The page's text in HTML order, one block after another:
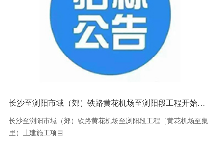
长沙至浏阳市域（郊）铁路黄花机场至浏阳段工程开始招标
长沙至浏阳市域（郊）铁路黄花机场至浏阳段工程（黄花机场至集
里）土建施工项目